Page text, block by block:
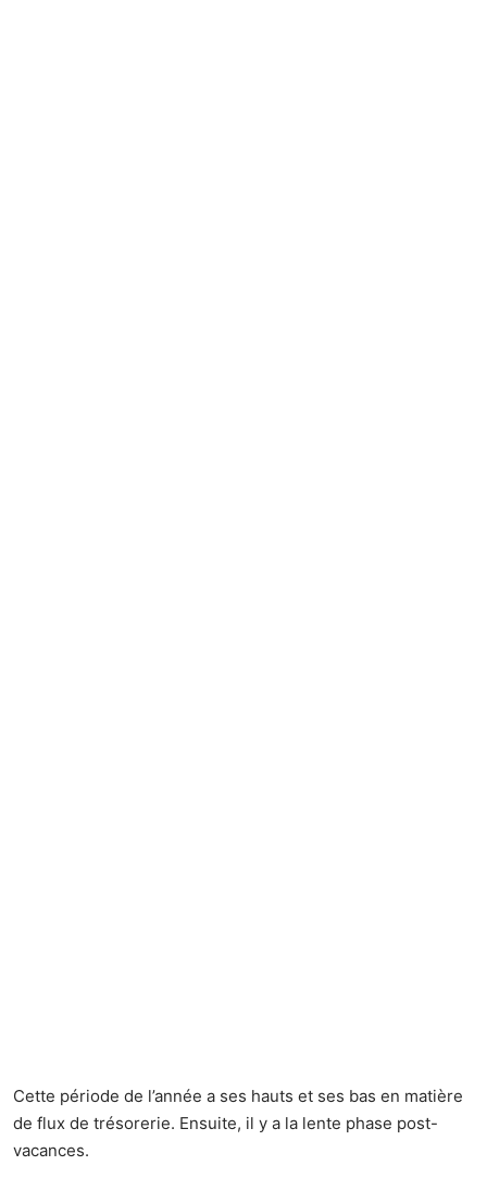
Cette période de l’année a ses hauts et ses bas en matière
de flux de trésorerie. Ensuite, il y a la lente phase post-
vacances.